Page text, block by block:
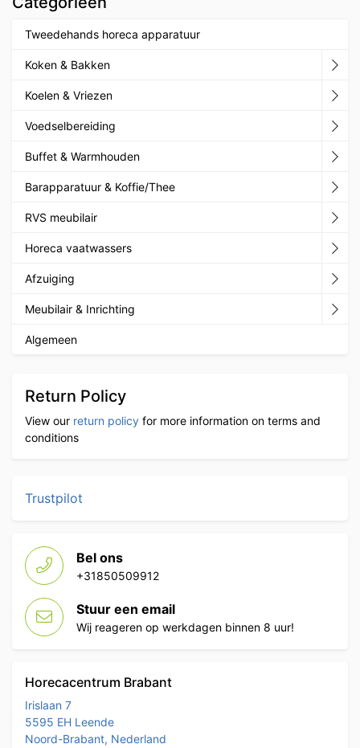
Tweedehands horeca apparatuur
Koken & Bakken
Koelen & Vriezen
Voedselbereiding
Buffet & Warmhouden
Barapparatuur & Koffie/Thee
RVS meubilair
Horeca vaatwassers
Afzuiging
Meubilair & Inrichting
Algemeen
Return Policy
View our return policy for more information on terms and
conditions
Trustpilot
Bel ons
+31850509912
Stuur een email
Wij reageren op werkdagen binnen 8 uur!
Horecacentrum Brabant
Irislaan 7
5595 EH Leende
Noord-Brabant, Nederland